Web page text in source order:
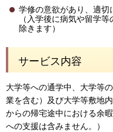
学修の意欲があり、適切
（入学後に病気や留学
除きます）
サービス内容
大学等への通学中、大学等
業を含む）及び大学等敷地
からの帰宅途中における余
への支援は含みません。）